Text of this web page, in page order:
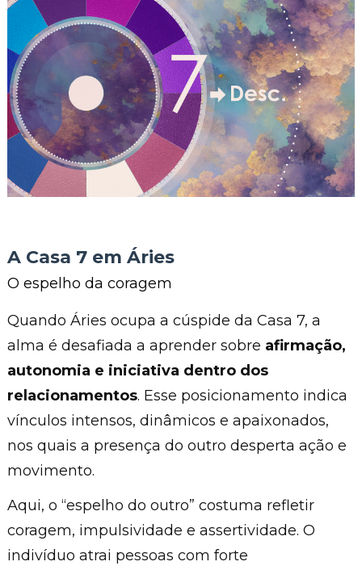
A Casa 7 em Áries
O espelho da coragem
Quando Áries ocupa a cúspide da Casa 7, a
alma é desafiada a aprender sobre afirmação,
autonomia e iniciativa dentro dos
relacionamentos. Esse posicionamento indica
vínculos intensos, dinâmicos e apaixonados,
nos quais a presença do outro desperta ação e
movimento.
Aqui, o “espelho do outro” costuma refletir
coragem, impulsividade e assertividade. O
indivíduo atrai pessoas com forte